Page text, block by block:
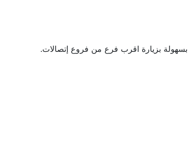
بزيارة اقرب فرع من فروع إتصالات.